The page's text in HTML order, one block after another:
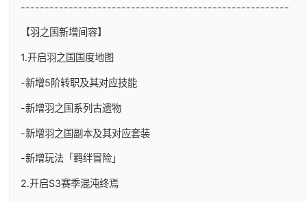
--------------------------------------------------------
【羽之国新增间容】
1.开启羽之国国度地图
-新增5阶转职及其对应技能
-新增羽之国系列古遗物
-新增羽之国副本及其对应套装
-新增玩法「羁绊冒险」
2.开启S3赛季混沌终焉